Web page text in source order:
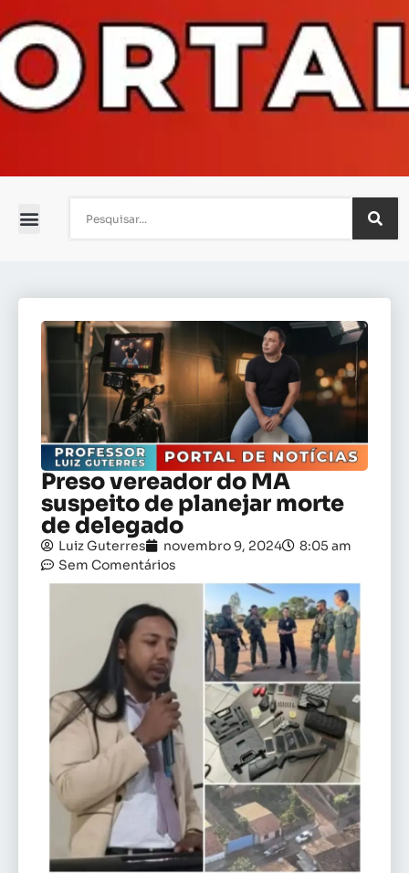
Preso vereador do MA
suspeito de planejar morte
de delegado
Luiz Guterres novembro 9, 2024
8:05 am
Sem Comentários